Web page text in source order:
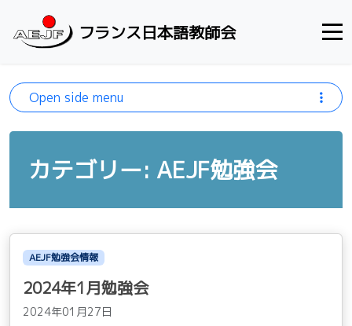
フランス日本語教師会
カテゴリー: AEJF勉強会
AEJF勉強会情報
2024年1月勉強会
2024年01月27日
Open side menu